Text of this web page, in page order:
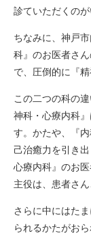
診ていただくのが
ちなみに、神戸
科』のお医者さ
で、圧倒的に『
この二つの科の
神科・心療内科
す。かたや、『
己治癒力を引き
心療内科』のお
主役は、患者さ
さらに中にはた
られるかたがお